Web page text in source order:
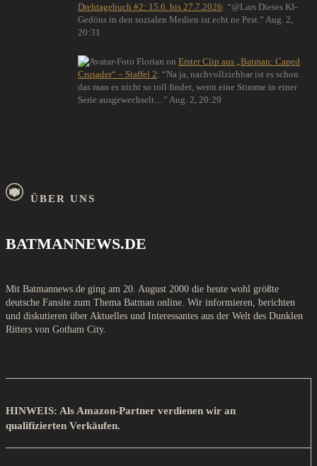
Drehtagebuch #2: 15.6. bis 27.7.2026: “@Lars Dieses KI-
Gedöns in den sozialen Medien ist echt ne Pest. ” Aug. 2,
20:31
Florian on Erster Clip aus „Batman: Caped
Crusader“ – Staffel 2: “Na ja, nachvollziehbar ist es schon
das man es nicht so toll findet, wenn eine Stimme in einer
Serie ausgewechselt… ” Aug. 2, 20:29
ÜBER UNS
BATMANNEWS.DE
Mit Batmannews.de ging am 20. August 2000 die heute wohl größte
deutsche Fansite zum Thema Batman online. Wir informieren, berichten
und diskutieren über Aktuelles und Interessantes aus der Welt des Dunklen
Ritters von Gotham City.
HINWEIS: Als Amazon-Partner verdienen wir an
qualifizierten Verkäufen.